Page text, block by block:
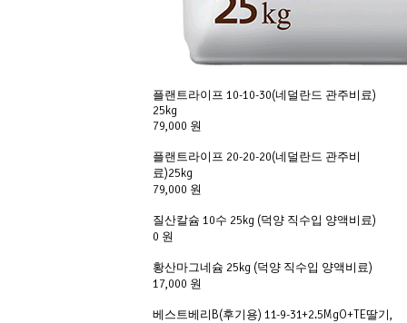
플랜트라이프 10-10-30(네덜란드 관주비료)
25kg
79,000 원
플랜트라이프 20-20-20(네덜란드 관주비
료)25kg
79,000 원
질산칼슘 10수 25kg (덕양 직수입 양액비료)
0 원
황산마그네슘 25kg (덕양 직수입 양액비료)
17,000 원
베스트베리B(후기용) 11-9-31+2.5MgO+TE딸기,